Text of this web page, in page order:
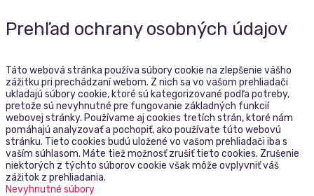
Prehľad ochrany osobných údajov
Táto webová stránka používa súbory cookie na zlepšenie vášho
zážitku pri prechádzaní webom. Z nich sa vo vašom prehliadači
ukladajú súbory cookie, ktoré sú kategorizované podľa potreby,
pretože sú nevyhnutné pre fungovanie základných funkcií
webovej stránky. Používame aj cookies tretích strán, ktoré nám
pomáhajú analyzovať a pochopiť, ako používate túto webovú
stránku. Tieto cookies budú uložené vo vašom prehliadači iba s
vaším súhlasom. Máte tiež možnosť zrušiť tieto cookies. Zrušenie
niektorých z týchto súborov cookie však môže ovplyvniť váš
zážitok z prehliadania.
Nevyhnutné súbory